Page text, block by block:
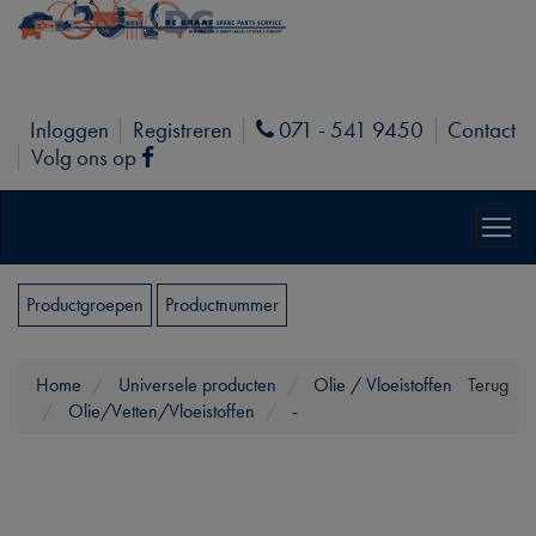
Inloggen Registreren Phone
071 - 541 9450
Contact
Volg ons op
Facebook
Productgroepen Productnummer
Terug
Home Universele producten
Olie / Vloeistoffen
Olie/Vetten/Vloeistoffen
-